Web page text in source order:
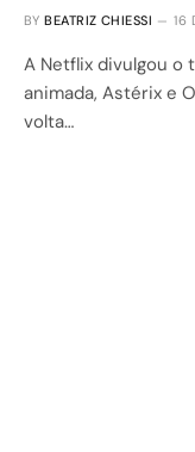
BY BEATRIZ CHIESSI 16
A Netflix divulgou o
animada, Astérix e
volta…